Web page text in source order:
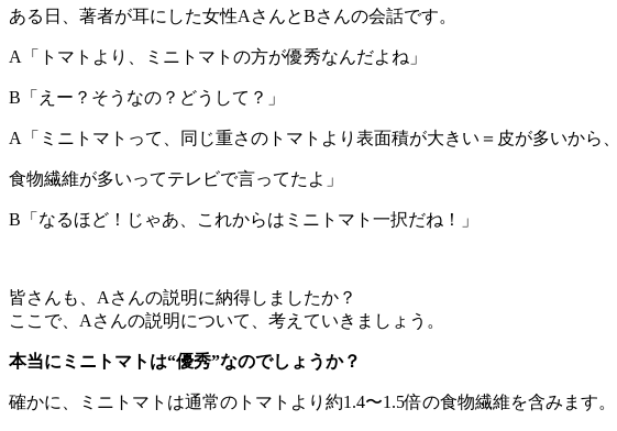
ある日、著者が耳にした女性AさんとBさんの会話です。
A「トマトより、ミニトマトの方が優秀なんだよね」
B「えー？そうなの？どうして？」
A「ミニトマトって、同じ重さのトマトより表面積が大きい＝皮が多いから、
食物繊維が多いってテレビで言ってたよ」
B「なるほど！じゃあ、これからはミニトマト一択だね！」
皆さんも、Aさんの説明に納得しましたか？
ここで、Aさんの説明について、考えていきましょう。
本当にミニトマトは“優秀”なのでしょうか？
確かに、ミニトマトは通常のトマトより約1.4〜1.5倍の食物繊維を含みます。